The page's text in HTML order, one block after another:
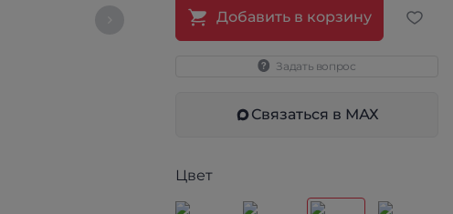
Добавить в корзину
Задать вопрос
Связаться в МАХ
Цвет